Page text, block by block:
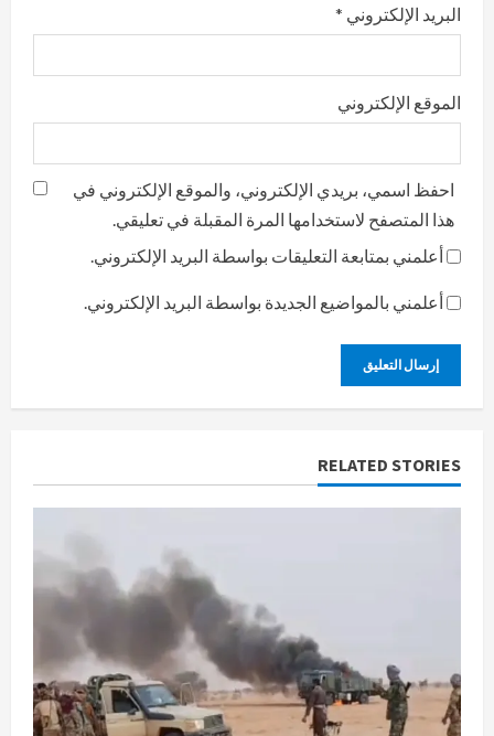
البريد الإلكتروني *
الموقع الإلكتروني
احفظ اسمي، بريدي الإلكتروني، والموقع الإلكتروني في
هذا المتصفح لاستخدامها المرة المقبلة في تعليقي.
أعلمني بمتابعة التعليقات بواسطة البريد الإلكتروني.
أعلمني بالمواضيع الجديدة بواسطة البريد الإلكتروني.
RELATED STORIES